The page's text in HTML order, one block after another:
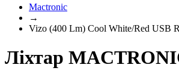
Mactronic
→
Vizo (400 Lm) Cool White/Red USB
Ліхтар